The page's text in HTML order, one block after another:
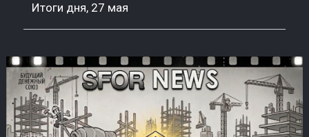
Итоги дня, 27 мая